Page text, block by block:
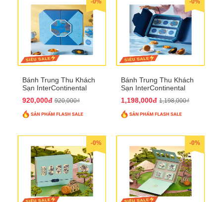
Bánh Trung Thu Khách
Sạn InterContinental
QTTT26
920,000đ 920,000₫
Bánh Trung Thu Khách
Sạn InterContinental
QTTT27
1,198,000đ 1,198,000₫
-0% -0%